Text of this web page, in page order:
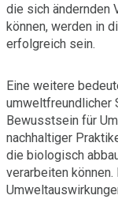
die sich ändernden
können, werden in
erfolgreich sein.
Eine weitere
umweltfreundlicher
Bewusstsein für
nachhaltiger
die biologisch
verarbeiten